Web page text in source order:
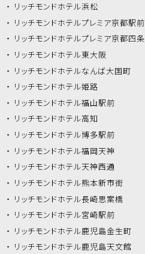
リッチモンドホテル浜松
リッチモンドホテルプレミア京都駅前
リッチモンドホテルプレミア京都四条
リッチモンドホテル東大阪
リッチモンドホテルなんば大国町
リッチモンドホテル姫路
リッチモンドホテル福山駅前
リッチモンドホテル高知
リッチモンドホテル博多駅前
リッチモンドホテル福岡天神
リッチモンドホテル天神西通
リッチモンドホテル熊本新市街
リッチモンドホテル長崎思案橋
リッチモンドホテル宮崎駅前
リッチモンドホテル鹿児島金生町
リッチモンドホテル鹿児島天文館